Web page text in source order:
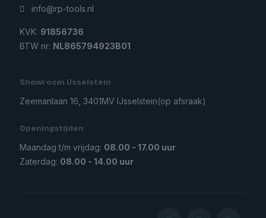
info@rp-tools.nl
KVK: 91856736
BTW nr: NL865794923B01
Showroom IJsselstein
Zeemanlaan 16, 3401MV IJsselstein(op afsraak)
Openingstijden
Maandag t/m vrijdag: 08.00 - 17.00 uur
Zaterdag: 08.00 - 14.00 uur